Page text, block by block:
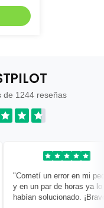
de 1244 reseñas
"Cometí un error en mi pedido
y en un par de horas ya lo
habían solucionado. ¡Bravo!"